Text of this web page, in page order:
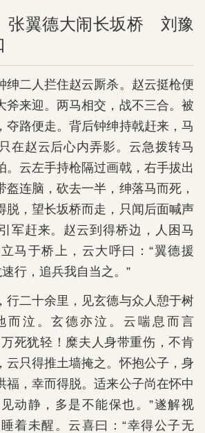
翼德大闹长坂桥 刘豫
绅二人拦住赵云厮杀。赵云挺枪便
斧来迎。两马相交，战不三合。被
夺路便走。背后钟绅持戟赶来，马
在赵云后心内弄影。云急拨转马
。云左手持枪隔过画戟，右手拔出
盔连脑，砍去一半，绅落马而死，
脱，望长坂桥而走，只闻后面喊声
军赶来。赵云到得桥边，人困马
马于桥上，云大呼曰：“翼德援
行，追兵我自当之。”
行二十余里，见玄德与众人憩于树
而泣。玄德亦泣。云喘息而言
死犹轻！糜夫人身带重伤，不肯
云只得推土墙掩之。怀抱公子，身
福，幸而得脱。适来公子尚在怀中
动静，多是不能保也。”遂解视
着未醒。云喜曰：“幸得公子无